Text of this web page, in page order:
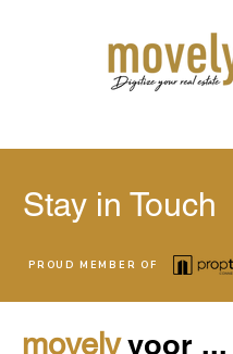
Stay in Touch
PROUD MEMBER OF
movelyvoor ...